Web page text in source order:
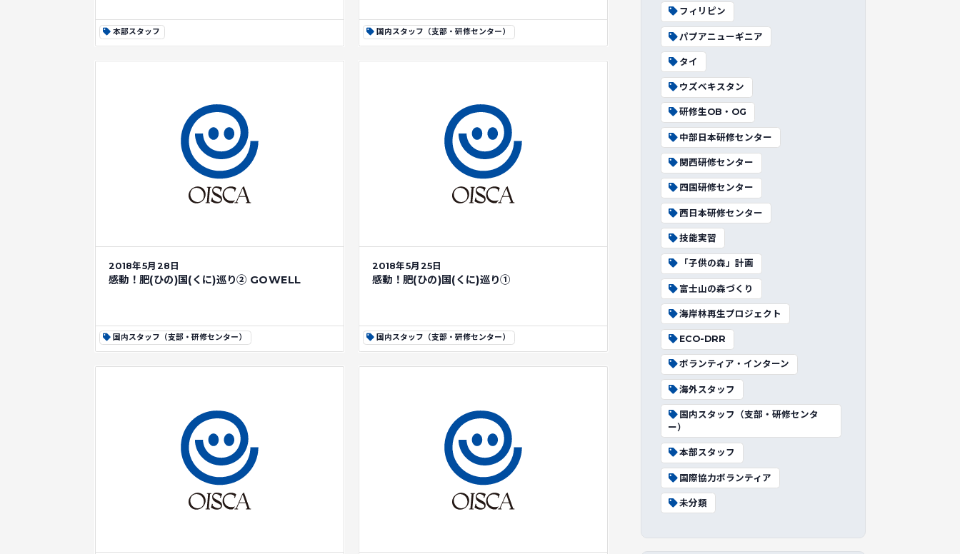
本部スタッフ 国内スタッフ（支部・研修センター）
2018年5月28日
感動！肥(ひの)国(くに)巡り➁ GOWELL
国内スタッフ（支部・研修センター）
2018年5月25日
感動！肥(ひの)国(くに)巡り①
国内スタッフ（支部・研修センター）
フィリピン
パプアニューギニア
タイ
ウズベキスタン
研修生OB・OG
中部日本研修センター
関西研修センター
四国研修センター
西日本研修センター
技能実習
「子供の森」計画
富士山の森づくり
海岸林再生プロジェクト
ECO-DRR
ボランティア・インターン
海外スタッフ
国内スタッフ（支部・研修センタ
ー）
本部スタッフ
国際協力ボランティア
未分類